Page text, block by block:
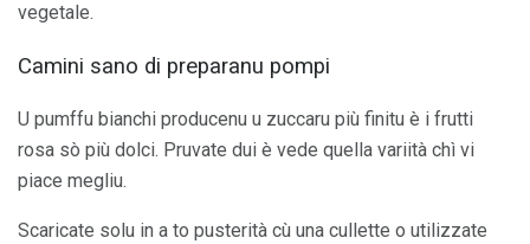
vegetale.
Camini sano di preparanu pompi
U pumffu bianchi producenu u zuccaru più finitu è ​​i frutti
rosa sò più dolci. Pruvate dui è vede quella variità chì vi
piace megliu.
Scaricate solu in a to pusterità cù una cullette o utilizzate